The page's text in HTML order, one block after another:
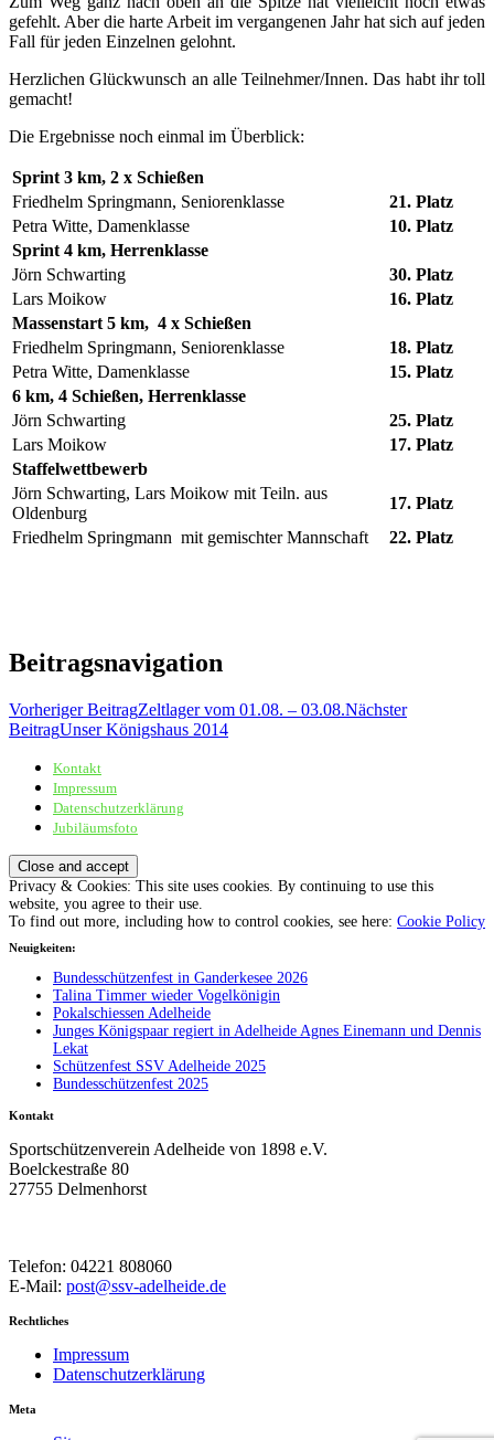
gefehlt. Aber die harte Arbeit im vergangenen Jahr hat sich auf jeden
Fall für jeden Einzelnen gelohnt.
Herzlichen Glückwunsch an alle Teilnehmer/Innen. Das habt ihr toll
gemacht!
Die Ergebnisse noch einmal im Überblick:
Sprint 3 km, 2 x Schießen
Friedhelm Springmann, Seniorenklasse
21. Platz
Petra Witte, Damenklasse
10. Platz
Sprint 4 km, Herrenklasse
Jörn Schwarting
30. Platz
Lars Moikow
16. Platz
Massenstart 5 km, 4 x Schießen
Friedhelm Springmann, Seniorenklasse
18. Platz
Petra Witte, Damenklasse
15. Platz
6 km, 4 Schießen, Herrenklasse
Jörn Schwarting
25. Platz
Lars Moikow
17. Platz
Staffelwettbewerb
Jörn Schwarting, Lars Moikow mit Teiln. aus
Oldenburg
17. Platz
Friedhelm Springmann mit gemischter Mannschaft
22. Platz
Beitragsnavigation
Vorheriger BeitragZeltlager vom 01.08. – 03.08.Nächster
BeitragUnser Königshaus 2014
Sportschützenverein Adelheide von 1898 e.V.
Kontakt
Impressum
Datenschutzerklärung
Jubiläumsfoto
Privacy & Cookies: This site uses cookies. By continuing to use this
website, you agree to their use.
To find out more, including how to control cookies, see here: Cookie Policy
Neuigkeiten:
Bundesschützenfest in Ganderkesee 2026
Talina Timmer wieder Vogelkönigin
Pokalschiessen Adelheide
Junges Königspaar regiert in Adelheide Agnes Einemann und Dennis
Lekat
Schützenfest SSV Adelheide 2025
Bundesschützenfest 2025
Kontakt
Sportschützenverein Adelheide von 1898 e.V.
Boelckestraße 80
27755 Delmenhorst
Telefon: 04221 808060
E-Mail: post@ssv-adelheide.de
Rechtliches
Impressum
Datenschutzerklärung
Meta